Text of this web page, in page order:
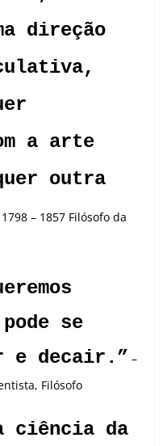
direção
a arte
outra
– 1857 Filósofo da
se
e decair.” –
Filósofo
ciência da